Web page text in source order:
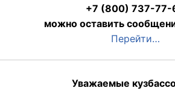
+7 (800) 737-77-
можно оставить
Перейти…
Уважаемые